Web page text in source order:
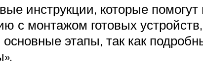
инструкции, которые
с монтажом готовых
этапы, так как